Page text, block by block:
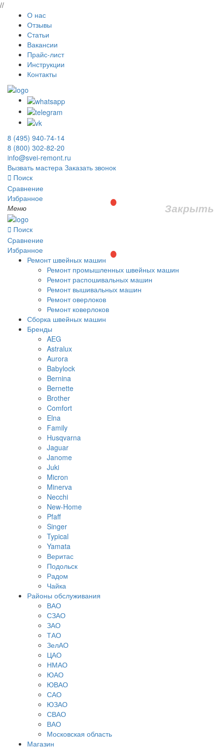
//
О нас
Отзывы
Статьи
Вакансии
Прайс-лист
Инструкции
Контакты
8 (495) 940-74-14
8 (800) 302-82-20
info@svei-remont.ru
Вызвать мастера Заказать звонок
Поиск
Сравнение
Избранное
Меню
Закрыть
Поиск
Сравнение
Избранное
Ремонт швейных машин
Ремонт промышленных швейных машин
Ремонт распошивальных машин
Ремонт вышивальных машин
Ремонт оверлоков
Ремонт коверлоков
Сборка швейных машин
Бренды
AEG
Astralux
Aurora
Babylock
Bernina
Bernette
Brother
Comfort
Elna
Family
Husqvarna
Jaguar
Janome
Juki
Micron
Minerva
Necchi
New-Home
Pfaff
Singer
Typical
Yamata
Веритас
Подольск
Радом
Чайка
Районы обслуживания
ВАО
СЗАО
ЗАО
ТАО
ЗелАО
ЦАО
НМАО
ЮАО
ЮВАО
САО
ЮЗАО
СВАО
ВАО
Московская область
Магазин